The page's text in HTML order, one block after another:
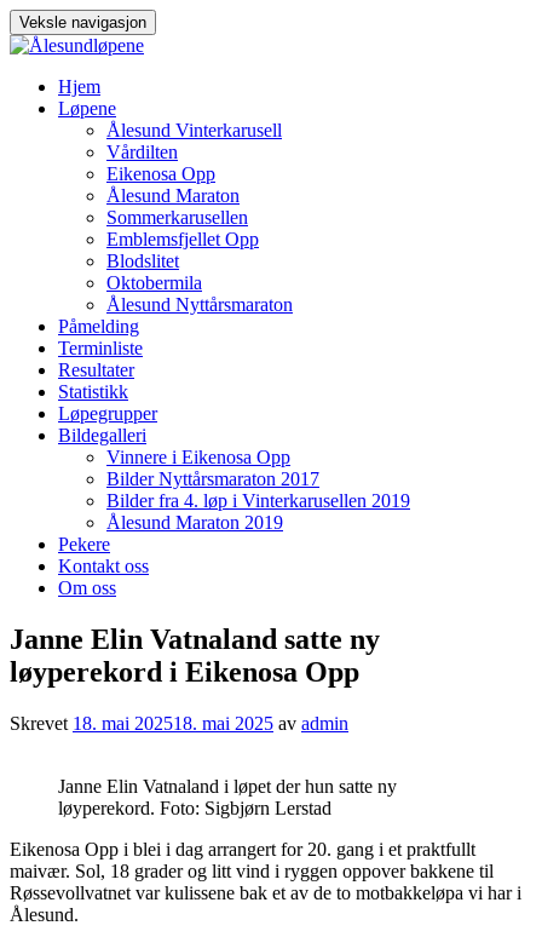
Veksle navigasjon
Hjem
Løpene
Ålesund Vinterkarusell
Vårdilten
Eikenosa Opp
Ålesund Maraton
Sommerkarusellen
Emblemsfjellet Opp
Blodslitet
Oktobermila
Ålesund Nyttårsmaraton
Påmelding
Terminliste
Resultater
Statistikk
Løpegrupper
Bildegalleri
Vinnere i Eikenosa Opp
Bilder Nyttårsmaraton 2017
Bilder fra 4. løp i Vinterkarusellen 2019
Ålesund Maraton 2019
Pekere
Kontakt oss
Om oss
Janne Elin Vatnaland satte ny
løyperekord i Eikenosa Opp
Skrevet 18. mai 202518. mai 2025 av admin
Janne Elin Vatnaland i løpet der hun satte ny
løyperekord. Foto: Sigbjørn Lerstad
Eikenosa Opp i blei i dag arrangert for 20. gang i et praktfullt
maivær. Sol, 18 grader og litt vind i ryggen oppover bakkene til
Røssevollvatnet var kulissene bak et av de to motbakkeløpa vi har i
Ålesund.